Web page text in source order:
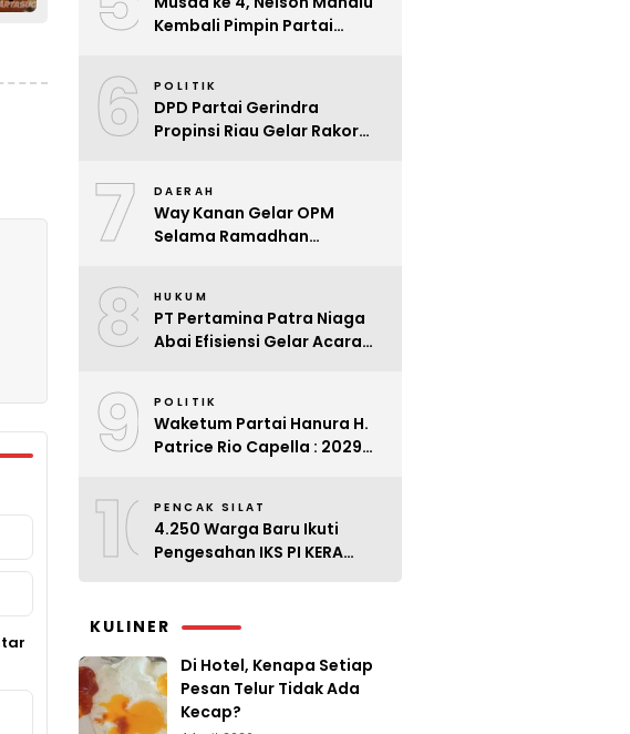
Kembali Pimpin Partai
6 POLITIK
DPD Partai Gerindra
Propinsi Riau Gelar Rakor
7 DAERAH
Way Kanan Gelar OPM
Selama Ramadhan
8 HUKUM
PT Pertamina Patra Niaga
Abai Efisiensi Gelar Acara
9 POLITIK
Waketum Partai Hanura H.
Patrice Rio Capella : 2029
10PENCAK SILAT
4.250 Warga Baru Ikuti
Pengesahan IKS PI KERA
KULINER
Di Hotel, Kenapa Setiap
Pesan Telur Tidak Ada
Kecap?